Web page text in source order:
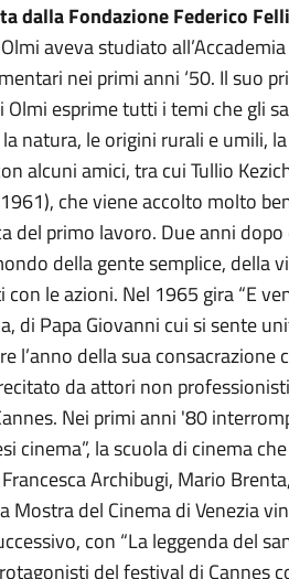
dalla Fondazione Federico
aveva studiato
nei primi anni ‘50. Il suo
esprime tutti i temi che gli
natura, le origini rurali e umili,
alcuni amici, tra cui Tullio
che viene accolto molto
del primo lavoro. Due anni
della gente semplice, della
le azioni. Nel 1965 gira “E
di Papa Giovanni cui si sente
l’anno della sua consacrazione
da attori non
Nei primi anni '80
cinema”, la scuola di cinema
Archibugi, Mario
Mostra del Cinema di Venezia
con “La leggenda del
del festival di Cannes